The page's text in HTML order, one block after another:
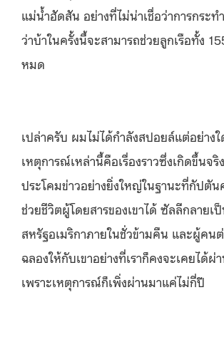
แม่น้ำฮัดสัน อย่างที่ไม่น่าเชื่อว่าการกระ
ว่าบ้าในครั้งนี้จะสามารถช่วยลูกเรือทั้ง
หมด
เปล่าครับ ผมไม่ได้กำลังสปอยล์แต่อย่างใ
เหตุการณ์เหล่านี้คือเรื่องราวซึ่งเกิดขึ้นจ
ประโคมข่าวอย่างยิ่งใหญ่ในฐานะที่กัปตั
ช่วยชีวิตผู้โดยสารของเขาได้ ซัลลีกลายเ
สหรัฐอเมริกาภายในชั่วข้ามคืน และผู้คน
ฉลองให้กับเขาอย่างที่เราก็คงจะเคยได้ผ่
เพราะเหตุการณ์ก็เพิ่งผ่านมาแค่ไม่กี่ปี